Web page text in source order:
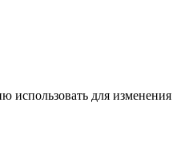
для изменения